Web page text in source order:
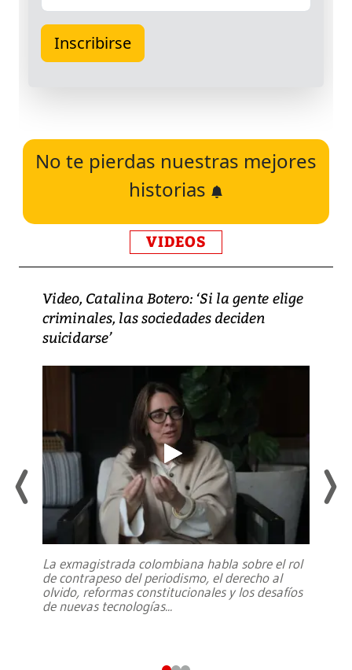
No te pierdas nuestras mejores
historias
VIDEOS
Video, Catalina Botero: ‘Si la gente elige
criminales, las sociedades deciden
suicidarse’
La exmagistrada colombiana habla sobre el rol
de contrapeso del periodismo, el derecho al
olvido, reformas constitucionales y los desafíos
de nuevas tecnologías...